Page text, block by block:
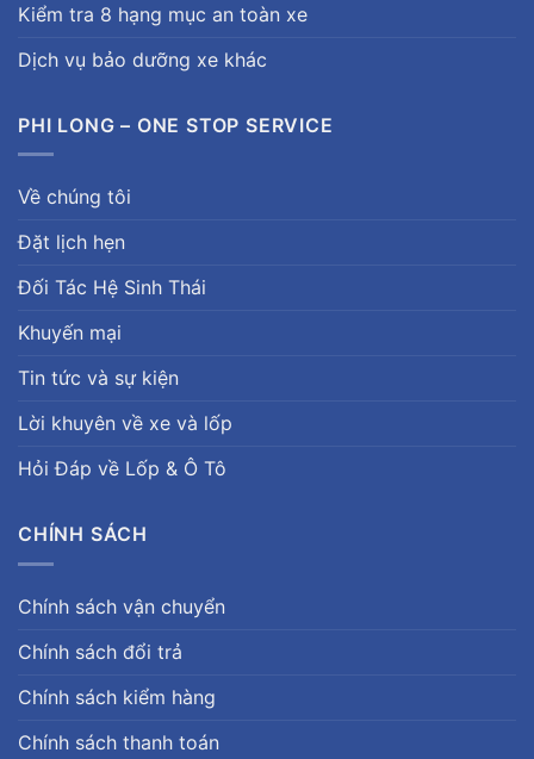
Kiểm tra 8 hạng mục an toàn xe
Dịch vụ bảo dưỡng xe khác
PHI LONG – ONE STOP SERVICE
Về chúng tôi
Đặt lịch hẹn
Đối Tác Hệ Sinh Thái
Khuyến mại
Tin tức và sự kiện
Lời khuyên về xe và lốp
Hỏi Đáp về Lốp & Ô Tô
CHÍNH SÁCH
Chính sách vận chuyển
Chính sách đổi trả
Chính sách kiểm hàng
Chính sách thanh toán